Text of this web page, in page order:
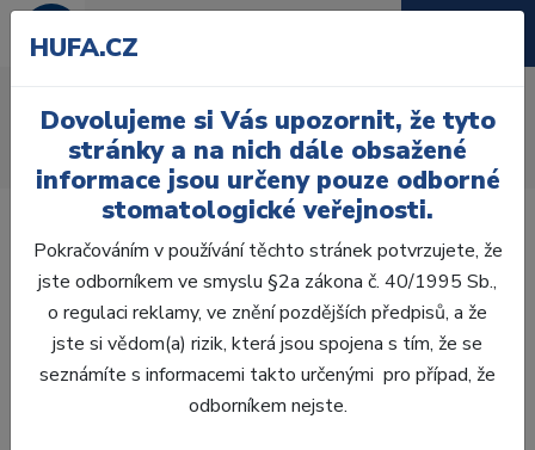
Úvod Zuby
AcryRock
AcryRock frontální H 6 ks S61, A3
HUFA.CZ
Dovolujeme si Vás upozornit, že tyto
stránky a na nich dále obsažené
informace jsou určeny pouze odborné
stomatologické veřejnosti.
Pokračováním v používání těchto stránek potvrzujete, že
jste odborníkem ve smyslu §2a zákona č. 40/1995 Sb.,
o regulaci reklamy, ve znění pozdějších předpisů, a že
jste si vědom(a) rizik, která jsou spojena s tím, že se
seznámíte s informacemi takto určenými pro případ, že
odborníkem nejste.